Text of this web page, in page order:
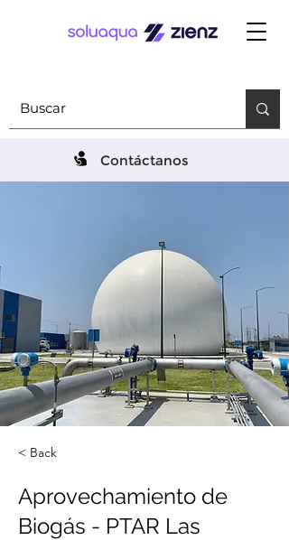
Contáctanos
< Back
Aprovechamiento de
Biogás - PTAR Las